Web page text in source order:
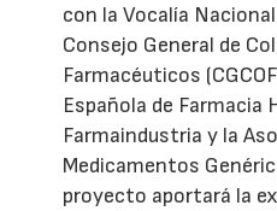
con la Vocalía
Consejo General de
Farmacéuticos
Española de Farmacia
Farmaindustria y la
Medicamentos
proyecto aportará la